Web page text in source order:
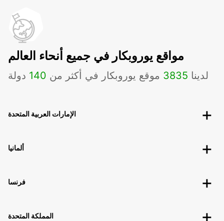
مواقع يوروبكار في جميع أنحاء العالم
لدينا 3835 موقع يوروبكار في أكثر من 140 دولة
الإمارات العربية المتحدة
ألمانيا
فرنسا
المملكة المتحدة